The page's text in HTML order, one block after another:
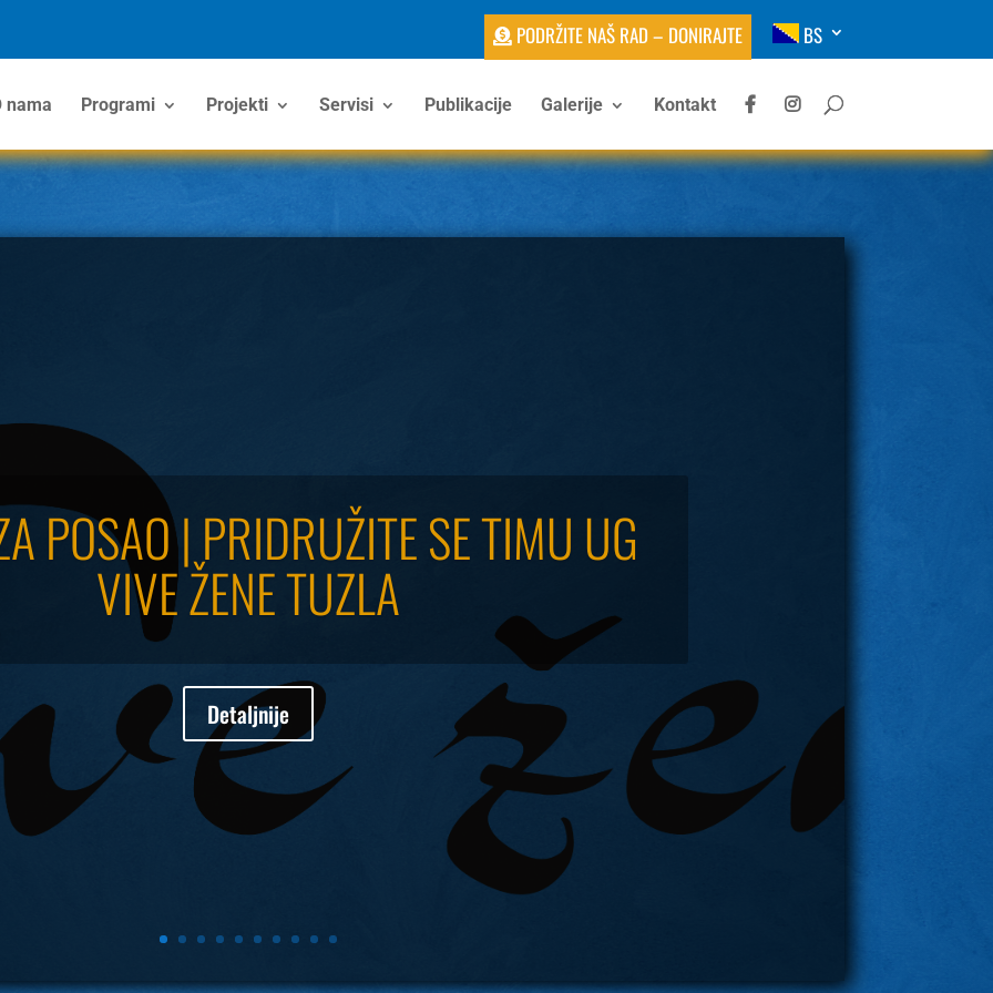
PODRŽITE NAŠ RAD – DONIRAJTE BS
nama Programi Projekti Servisi Publikacije Galerije Kontakt
POSAO | PRIDRUŽITE SE TIMU UG
VIVE ŽENE TUZLA
Detaljnije